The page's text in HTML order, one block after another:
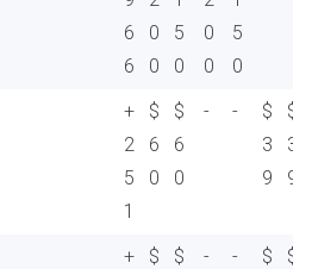
6
6
0
0
5
0
0
0
5
0
+
2
5
1
$
6
0
$
6
0
- -
$
3
9
$
3
9
+
$
$
- -
$
$